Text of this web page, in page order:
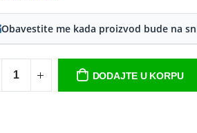
Obavestite me kada proizvod bude na
DODAJTE U KORPU